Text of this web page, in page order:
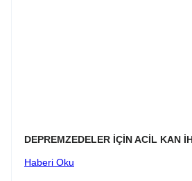
DEPREMZEDELER İÇİN ACİL KAN
Haberi Oku